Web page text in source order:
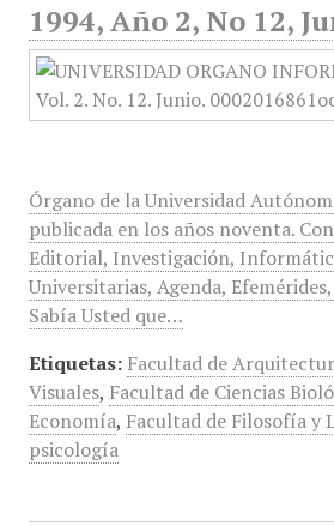
1994, Año 2, No 12,
Órgano de la Universidad
publicada en los años noventa.
Editorial, Investigación,
Universitarias, Agenda,
Sabía Usted que…
Etiquetas: Facultad de
Visuales, Facultad de Ciencias
Economía, Facultad de Filosofía y
psicología